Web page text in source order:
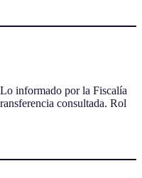
informado por la Fiscalía
consultada. Rol